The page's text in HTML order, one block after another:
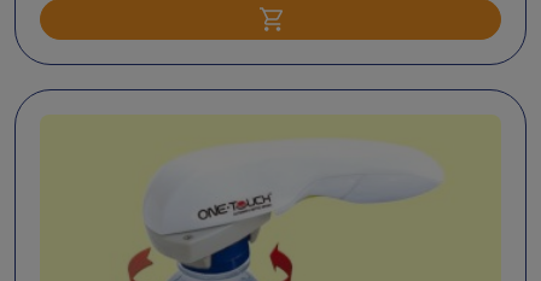
Ajouter au panier